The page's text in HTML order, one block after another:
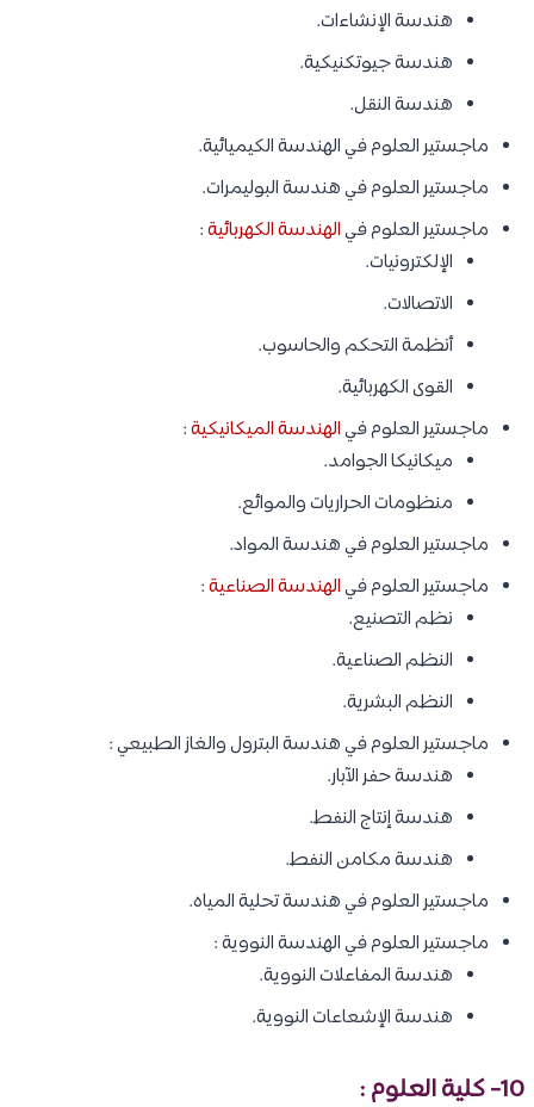
هندسة الإنشاءات.
هندسة جيوتكنيكية.
هندسة النقل.
ماجستير العلوم في الهندسة الكيميائية.
ماجستير العلوم في هندسة البوليمرات.
ماجستير العلوم فيالهندسة الكهربائية:
الإلكترونيات.
الاتصالات.
أنظمة التحكم والحاسوب.
القوى الكهربائية.
ماجستير العلوم فيالهندسة الميكانيكية:
ميكانيكا الجوامد.
منظومات الحراريات والموائع.
ماجستير العلوم في هندسة المواد.
ماجستير العلوم فيالهندسة الصناعية:
نظم التصنيع.
النظم الصناعية.
النظم البشرية.
ماجستير العلوم في هندسة البترول والغاز الطبيعي :
هندسة حفر الآبار.
هندسة إنتاج النفط.
هندسة مكامن النفط.
ماجستير العلوم في هندسة تحلية المياه.
ماجستير العلوم في الهندسة النووية :
هندسة المفاعلات النووية.
هندسة الإشعاعات النووية.
10- كلية العلوم :